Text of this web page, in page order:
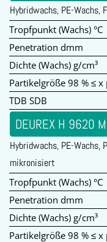
Hybridwachs, PE-Wachs,
Tropfpunkt (Wachs) °C
Penetration dmm
Dichte (Wachs) g/cm³
Partikelgröße 98 % ≤ x
TDB SDB
DEUREX H 9620 M
Hybridwachs, PE-Wachs,
mikronisiert
Tropfpunkt (Wachs) °C
Penetration dmm
Dichte (Wachs) g/cm³
Partikelgröße 98 % ≤ x